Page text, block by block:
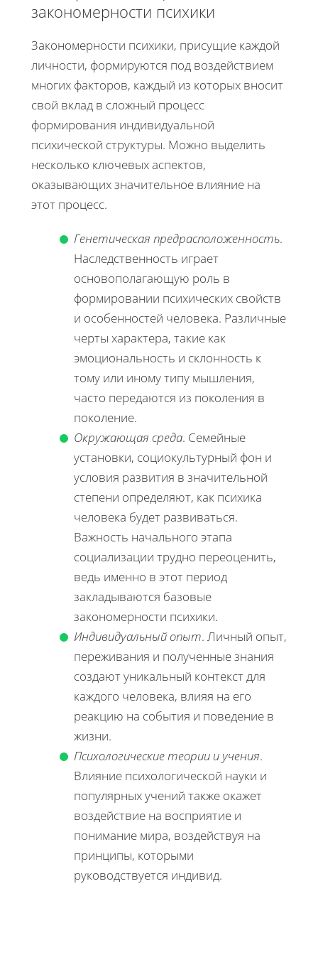
закономерности психики
Закономерности психики, присущие каждой
личности, формируются под воздействием
многих факторов, каждый из которых вносит
свой вклад в сложный процесс
формирования индивидуальной
психической структуры. Можно выделить
несколько ключевых аспектов,
оказывающих значительное влияние на
этот процесс.
Генетическая предрасположенность.
Наследственность играет
основополагающую роль в
формировании психических свойств
и особенностей человека. Различные
черты характера, такие как
эмоциональность и склонность к
тому или иному типу мышления,
часто передаются из поколения в
поколение.
Окружающая среда. Семейные
установки, социокультурный фон и
условия развития в значительной
степени определяют, как психика
человека будет развиваться.
Важность начального этапа
социализации трудно переоценить,
ведь именно в этот период
закладываются базовые
закономерности психики.
Индивидуальный опыт. Личный опыт,
переживания и полученные знания
создают уникальный контекст для
каждого человека, влияя на его
реакцию на события и поведение в
жизни.
Психологические теории и учения.
Влияние психологической науки и
популярных учений также окажет
воздействие на восприятие и
понимание мира, воздействуя на
принципы, которыми
руководствуется индивид.